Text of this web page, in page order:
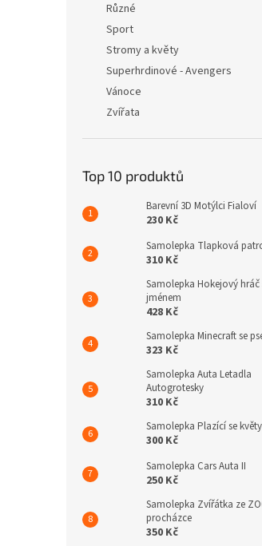
Různé
Sport
Stromy a květy
Superhrdinové - Avengers
Vánoce
Zvířata
Top 10 produktů
Barevní 3D Motýlci Fialoví
230 Kč
Samolepka Tlapková
310 Kč
Samolepka Hokejový hráč
jménem
428 Kč
Samolepka Minecraft se
323 Kč
Samolepka Auta Letadla
Autogrotesky
310 Kč
Samolepka Plazící se květy
300 Kč
Samolepka Cars Auta II
250 Kč
Samolepka Zvířátka ze
procházce
350 Kč